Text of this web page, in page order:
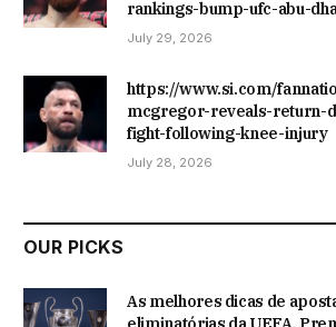
rankings-bump-ufc-abu-
July 29, 2026
https://www.si.com/
mcgregor-reveals-return-
fight-following-knee-injury
July 28, 2026
OUR PICKS
As melhores dicas de